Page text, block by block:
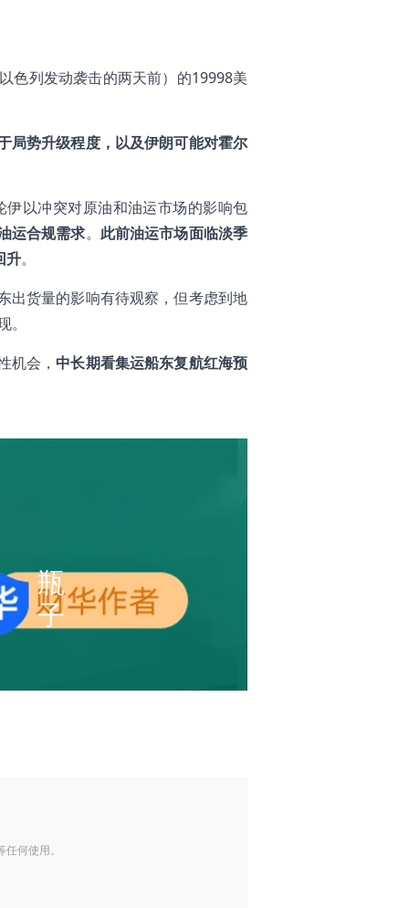
色列发动袭击的两天前）的19998美
局势升级程度，以及伊朗可能对霍尔
以冲突对原油和油运市场的影响包
运合规需求。 此前油运市场面临淡季
升。
出货量的影响有待观察，但考虑到地
机会， 中长期看集运船东复航红海预
瓶
子
何使用。